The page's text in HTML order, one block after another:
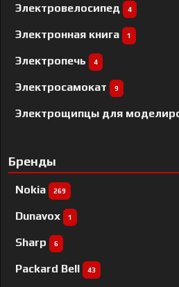
Электровелосипед 4
Электронная книга 1
Электропечь 4
Электросамокат 9
Электрощипцы для
Бренды
Nokia 269
Dunavox 1
Sharp 6
Packard Bell 43